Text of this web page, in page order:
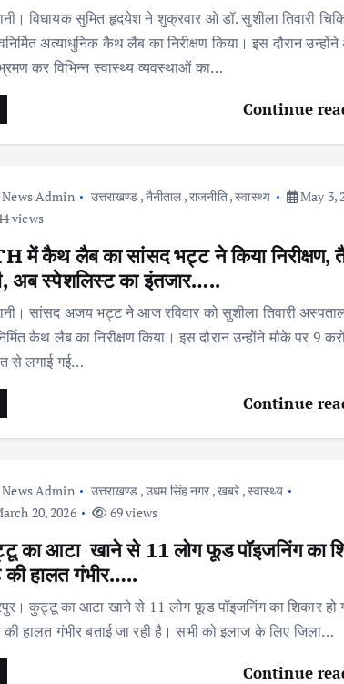
विधायक सुमित हृदयेश ने शुक्रवार ओ डॉ. सुशीला तिवारी
अत्याधुनिक कैथ लैब का निरीक्षण किया। इस दौरान
कर विभिन्न स्वास्थ्य व्यवस्थाओं का…
Continue
News Admin उत्तराखण्ड ,नैनीताल,राजनीति,स्वास्थ्य
May 3,
views
में कैथ लैब का सांसद भट्ट ने किया निरीक्षण,
अब स्पेशलिस्ट का इंतजार…..
सांसद अजय भट्ट ने आज रविवार को सुशीला तिवारी
कैथ लैब का निरीक्षण किया। इस दौरान उन्होंने मौके पर 9
से लगाई गई…
Continue
News Admin उत्तराखण्ड ,उधम सिंह नगर ,खबरे ,स्वास्थ्य
20, 2026
69 views
का आटा खाने से 11 लोग फूड पॉइजनिंग का
हालत गंभीर…..
कुट्टू का आटा खाने से 11 लोग फूड पॉइजनिंग का शिकार हो
हालत गंभीर बताई जा रही है। सभी को इलाज के लिए जिला…
Continue